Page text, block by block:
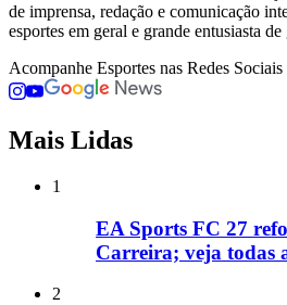
de imprensa, redação e comunicação
esportes em geral e grande entusiasta de
Acompanhe Esportes nas Redes Sociais
Mais Lidas
1
EA Sports FC 27
Carreira; veja todas
2